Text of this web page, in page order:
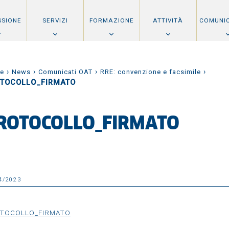
SERVIZI FORMAZIONE ATTIVITÀ
› News › Comunicati OAT › RRE: convenzione e facsimile ›
2023